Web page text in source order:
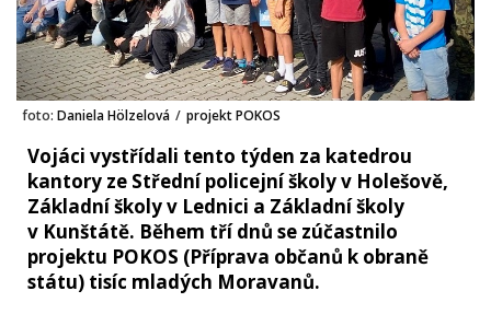
foto: Daniela Hölzelová / projekt POKOS
Vojáci vystřídali tento týden za katedrou
kantory ze Střední policejní školy v Holešově,
Základní školy v Lednici a Základní školy
v Kunštátě. Během tří dnů se zúčastnilo
projektu POKOS (Příprava občanů k obraně
státu) tisíc mladých Moravanů.